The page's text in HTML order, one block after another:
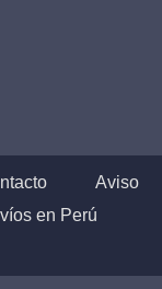
Aviso
en Perú